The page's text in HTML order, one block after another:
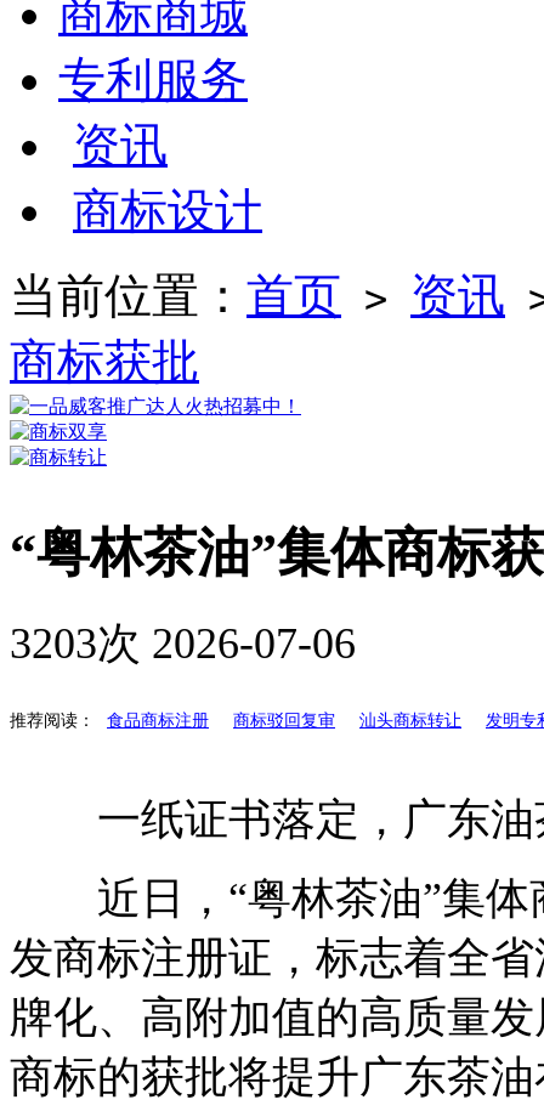
商标商城
专利服务
资讯
商标设计
当前位置： 首页 > 资讯
商标获批
“粤林茶油”集体商标
3203次 2026-07-06
推荐阅读： 食品商标注册 商标驳回复审 汕头商标转让 发明专
一纸证书落定，广东油
近日，“粤林茶油”集体
发商标注册证，标志着全
牌化、高附加值的高质量
商标的获批将提升广东茶